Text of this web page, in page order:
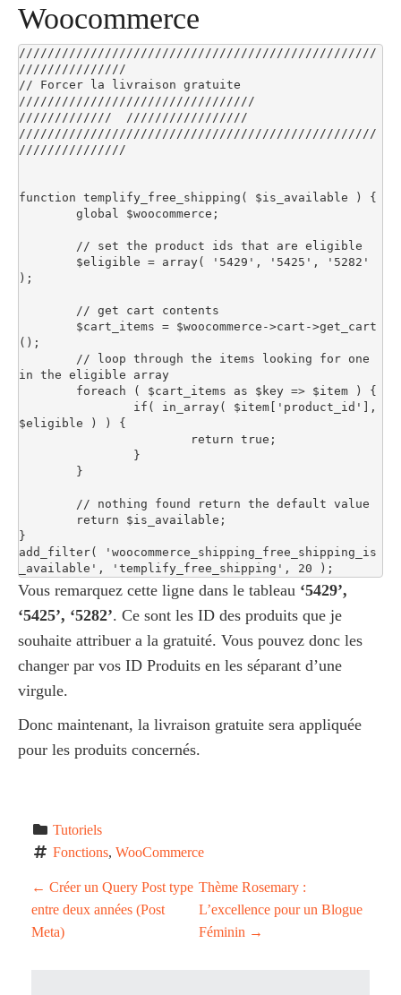
Woocommerce
//////////////////////////////////////////////////
///////////////
// Forcer la livraison gratuite
/////////////////////////////////
/////////////  /////////////////
//////////////////////////////////////////////////
///////////////
function templify_free_shipping( $is_available ) {
);
();
in the eligible array
$eligible ) ) {
}
add_filter( 'woocommerce_shipping_free_shipping_is
_available', 'templify_free_shipping', 20 );
Vous remarquez cette ligne dans le tableau ‘5429’,
‘5425’, ‘5282’. Ce sont les ID des produits que je
souhaite attribuer a la gratuité. Vous pouvez donc les
changer par vos ID Produits en les séparant d’une
virgule.
Donc maintenant, la livraison gratuite sera appliquée
pour les produits concernés.
Tutoriels
Fonctions, WooCommerce
P
o
← Créer un Query Post type
entre deux années (Post
Meta)
Thème Rosemary :
L’excellence pour un Blogue
Féminin →